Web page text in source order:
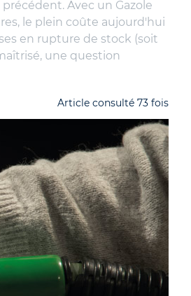
Avec un Gazole
le plein coûte aujourd'hui
en rupture de stock (soit
une question
Article consulté 73 fois